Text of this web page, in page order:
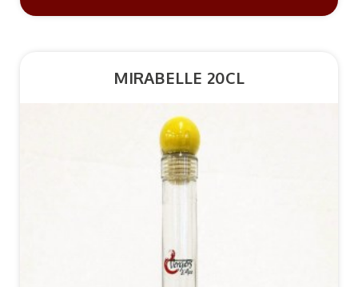
MIRABELLE 20CL